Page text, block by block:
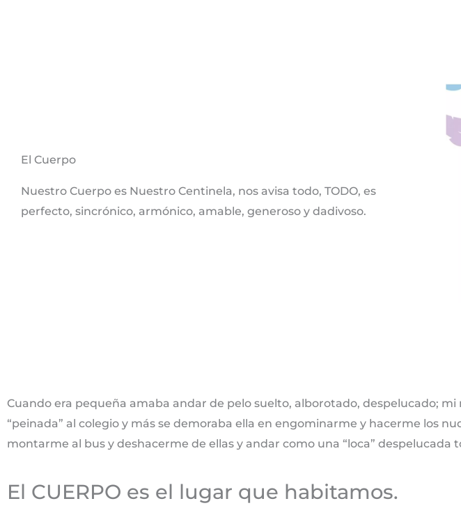
El Cuerpo
Nuestro Cuerpo es Nuestro Centinela, nos avisa todo, TODO, es
perfecto, sincrónico, armónico, amable, generoso y dadivoso.
Cuando era pequeña amaba andar de pelo suelto, alborotado, despelucado;
“peinada” al colegio y más se demoraba ella en engominarme y hacerme los
montarme al bus y deshacerme de ellas y andar como una “loca” despelucada
El CUERPO es el lugar que habitamos.